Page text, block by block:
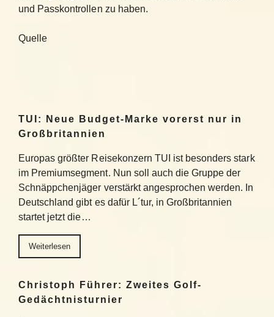
und Passkontrollen zu haben.
Quelle
TUI: Neue Budget-Marke vorerst nur in
Großbritannien
Europas größter Reisekonzern TUI ist besonders stark
im Premiumsegment. Nun soll auch die Gruppe der
Schnäppchenjäger verstärkt angesprochen werden. In
Deutschland gibt es dafür L´tur, in Großbritannien
startet jetzt die…
Weiterlesen
Christoph Führer: Zweites Golf-
Gedächtnisturnier